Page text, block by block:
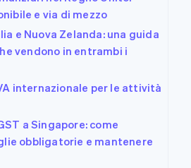
e via di mezzo
e Nuova Zelanda: una guida
vendono in entrambi i
internazionale per le attività
a Singapore: come
obbligatorie e mantenere